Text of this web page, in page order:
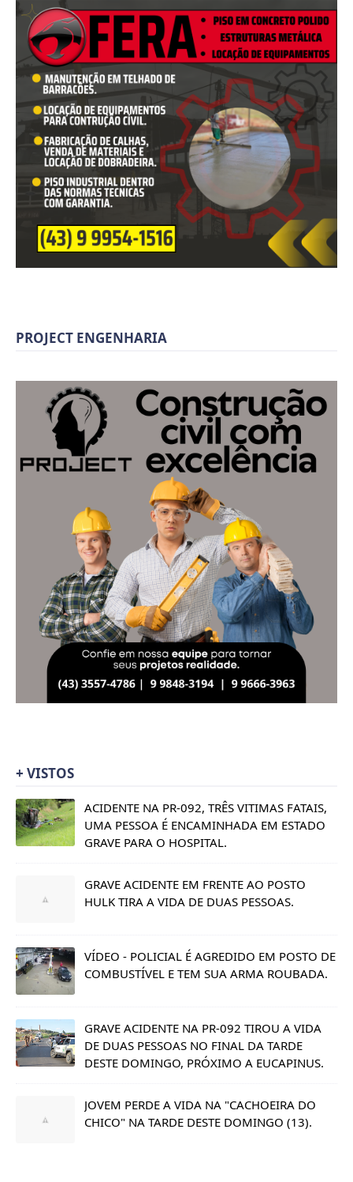
PROJECT ENGENHARIA
+ VISTOS
ACIDENTE NA PR-092, TRÊS VITIMAS FATAIS,
UMA PESSOA É ENCAMINHADA EM ESTADO
GRAVE PARA O HOSPITAL.
GRAVE ACIDENTE EM FRENTE AO POSTO
HULK TIRA A VIDA DE DUAS PESSOAS.
VÍDEO - POLICIAL É AGREDIDO EM POSTO DE
COMBUSTÍVEL E TEM SUA ARMA ROUBADA.
GRAVE ACIDENTE NA PR-092 TIROU A VIDA
DE DUAS PESSOAS NO FINAL DA TARDE
DESTE DOMINGO, PRÓXIMO A EUCAPINUS.
JOVEM PERDE A VIDA NA "CACHOEIRA DO
CHICO" NA TARDE DESTE DOMINGO (13).